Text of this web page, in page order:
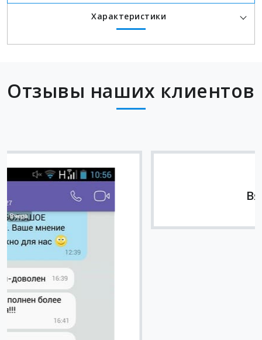
Характеристики
Отзывы наших клиентов
Вячеслав